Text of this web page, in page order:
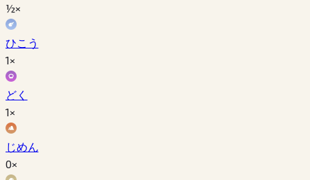
½×
ひこう
1×
どく
1×
じめん
0×